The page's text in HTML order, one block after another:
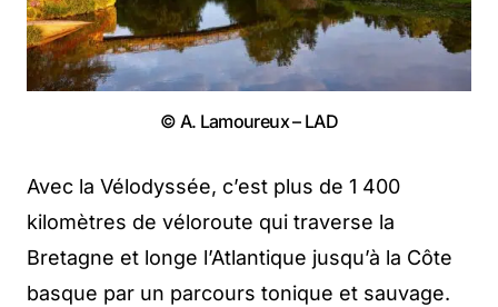
© A. Lamoureux – LAD
Avec la Vélodyssée, c’est plus de 1 400
kilomètres de véloroute qui traverse la
Bretagne et longe l’Atlantique jusqu’à la Côte
basque par un parcours tonique et sauvage.